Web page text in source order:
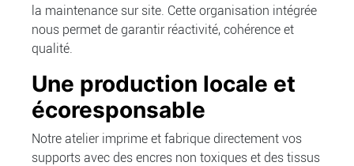
la maintenance sur site. Cette organisation intégrée
nous permet de garantir réactivité, cohérence et
qualité.
Une production locale et
écoresponsable
Notre atelier imprime et fabrique directement vos
supports avec des encres non toxiques et des tissus